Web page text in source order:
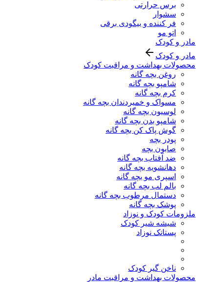
برس حرارتی
سشوار
فر کننده و بیگودی برقی
اتو مو
مادر و کودک
مادر و کودک
محصولات بهداشت و مراقبت کودک
روغن بچه گانه
شامپو بچه گانه
کرم بچه گانه
مسواک و خمیردندان بچه گانه
لوسیون بچه گانه
شامپو بدن بچه گانه
گوش پاک کن بچه گانه
پودر بچه
صابون بچه
ضد آفتاب بچه گانه
دهانشویه بچه گانه
اسپری مو بچه گانه
بالم لب بچه گانه
دستمال مرطوب بچه گانه
پوشک بچه گانه
ملزومات کودک و نوزاد
شیشه شیر کودک
پستانک نوزاد
ناخن گیر کودک
محصولات بهداشت و مراقبت مادر